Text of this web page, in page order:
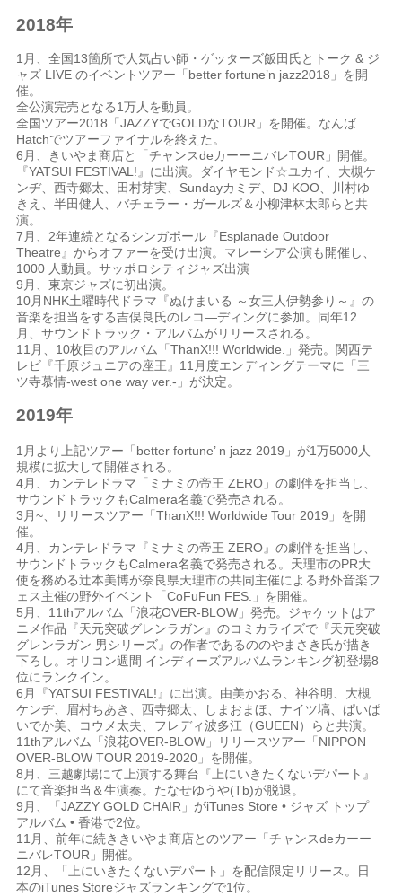
2018年
1月、全国13箇所で人気占い師・ゲッターズ飯田氏とトーク & ジ
ャズ LIVE のイベントツアー「better fortune’n jazz2018」を開
催。
全公演完売となる1万人を動員。
全国ツアー2018 「JAZZYでGOLDなTOUR 」を開催。なんば
Hatchでツアーファイナルを終えた。
6 月、きいやま商店と「チャンスdeカーーニバレTOUR 」開催。
『YATSUI FESTIVAL! 』に出演。ダイヤモンド☆ユカイ、大槻ケ
ンヂ、西寺郷太、田村芽実、 Sundayカミデ、 DJ KOO 、川村ゆ
きえ、半田健人、バチェラー・ガールズ＆小柳津林太郎らと共
演。
7月、2年連続となるシンガポール『Esplanade Outdoor
Theatre』からオファーを受け出演。マレーシア公演も開催し、
1000 人動員。サッポロシティジャズ出演
9月、東京ジャズに初出演。
10月 NHK土曜時代ドラマ『ぬけまいる ～女三人伊勢参り～』の
音楽を担当をする吉俣良氏のレコ―ディングに参加。同年12
月、サウンドトラック・アルバムがリリースされる。
11月、10枚目のアルバム「ThanX!!! Worldwide.」発売。関西テ
レビ『千原ジュニアの座王』 11 月度エンディングテーマに「三
ツ寺慕情-west one way ver.- 」が決定。
2019年
1月より上記ツアー「better fortune’ n jazz 2019」が1万5000人
規模に拡大して開催される。
4月、カンテレドラマ「ミナミの帝王 ZERO」の劇伴を担当し、
サウンドトラックもCalmera名義で発売される。
3月~、リリースツアー「ThanX!!! Worldwide Tour 2019」を開
催。
4月、カンテレドラマ『ミナミの帝王 ZERO』の劇伴を担当し、
サウンドトラックもCalmera名義で発売される。天理市のPR大
使を務める辻本美博が奈良県天理市の共同主催による野外音楽フ
ェス主催の野外イベント「CoFuFun FES. 」を開催。
5 月、 11thアルバム「浪花OVER-BLOW 」発売。 ジャケットはア
ニメ作品『天元突破グレンラガン』のコミカライズで『天元突破
グレンラガン 男シリーズ』の作者であるののやまさき氏が描き
下ろし。オリコン週間 インディーズアルバムランキング初登場8
位にランクイン。
6 月『YATSUI FESTIVAL! 』に出演。由美かおる、神谷明、大槻
ケンヂ、眉村ちあき、西寺郷太、しまおまほ、ナイツ塙、ぱいぱ
いでか美、コウメ太夫、フレディ波多江（GUEEN）らと共演。
11thアルバム「浪花OVER-BLOW 」リリースツアー「 NIPPON
OVER-BLOW TOUR 2019-2020 」を開催。
8 月、三越劇場にて上演する舞台『上にいきたくないデパート』
にて音楽担当＆生演奏。たなせゆうや(Tb)が脱退。
9月、「JAZZY GOLD CHAIR 」がiTunes Store • ジャズ トップ
アルバム •香港で2位。
11 月、前年に続ききいやま商店とのツアー「チャンスdeカーー
ニバレTOUR 」開催。
12 月、「上にいきたくないデパート」を配信限定リリース。日
本のiTunes Storeジャズランキングで1位。